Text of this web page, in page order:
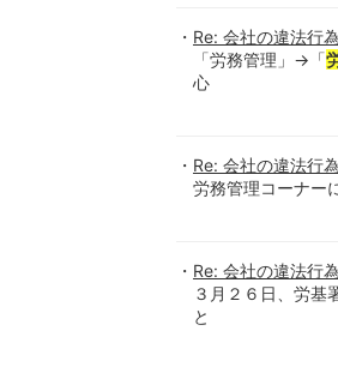
Re: 会社の違法行
「労務管理」→「
心
Re: 会社の違法行
労務管理コーナー
Re: 会社の違法行
３月２６日、労基
と